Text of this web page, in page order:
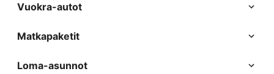
Vuokra-autot
Matkapaketit
Loma-asunnot